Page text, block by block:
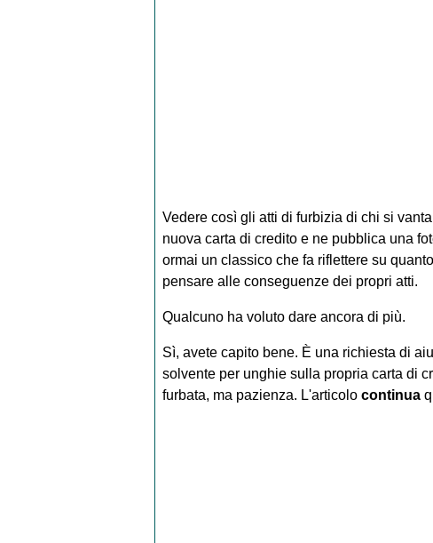
Vedere così gli atti di furbizia di chi si
nuova carta di credito e ne pubblica una
ormai un classico che fa riflettere su
pensare alle conseguenze dei propri atti.
Qualcuno ha voluto dare ancora di più.
Sì, avete capito bene. È una richiesta di
solvente per unghie sulla propria carta di
furbata, ma pazienza. L'articolo continua